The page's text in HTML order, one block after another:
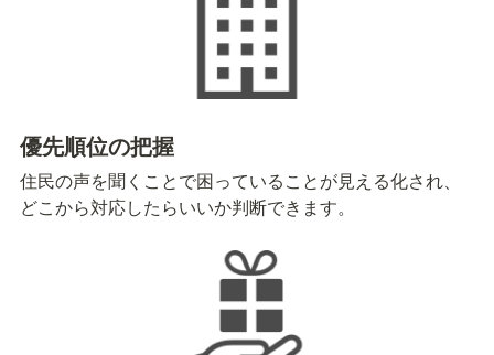
優先順位の把握
住民の声を聞くことで困っていることが見える化され、
どこから対応したらいいか判断できます。